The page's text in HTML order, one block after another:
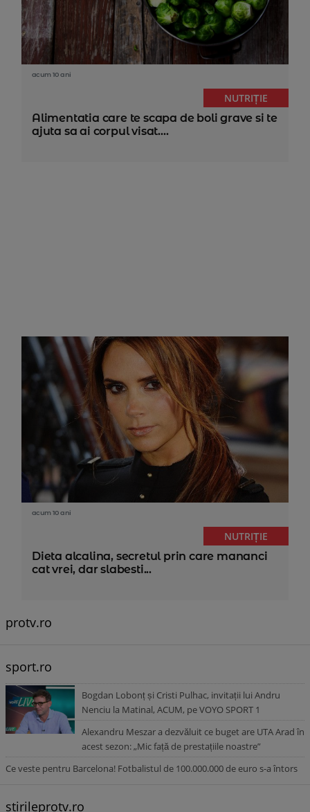
acum 10 ani
NUTRIȚIE
Alimentatia care te scapa de boli grave si te
ajuta sa ai corpul visat....
acum 10 ani
NUTRIȚIE
Dieta alcalina, secretul prin care mananci
cat vrei, dar slabesti...
protv.ro
sport.ro
Bogdan Lobonț și Cristi Pulhac, invitații lui Andru
Nenciu la Matinal, ACUM, pe VOYO SPORT 1
Alexandru Meszar a dezvăluit ce buget are UTA Arad în
acest sezon: „Mic față de prestațiile noastre”
Ce veste pentru Barcelona! Fotbalistul de 100.000.000 de euro s-a întors
stirileprotv.ro